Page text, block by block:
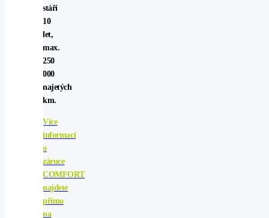
stáří
10
let,
max.
250
000
najetých
km.
Více
informací
o
záruce
COMFORT
najdete
přímo
na